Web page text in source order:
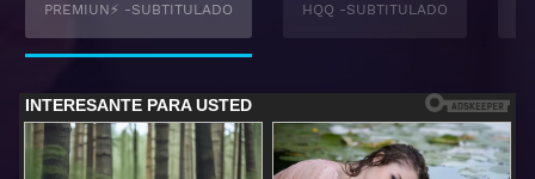
PREMIUN⚡ -SUBTITULADO
HQQ -SUBTITULADO